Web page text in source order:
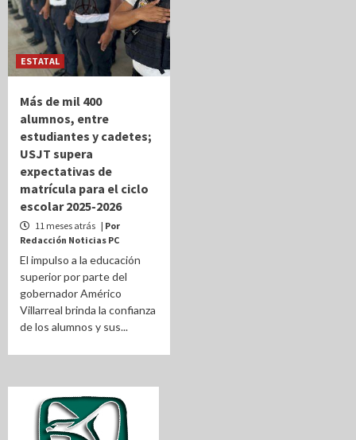
ESTATAL
Más de mil 400
alumnos, entre
estudiantes y cadetes;
USJT supera
expectativas de
matrícula para el ciclo
escolar 2025-2026
11 meses atrás | Por
Redacción Noticias PC
El impulso a la educación
superior por parte del
gobernador Américo
Villarreal brinda la confianza
de los alumnos y sus...